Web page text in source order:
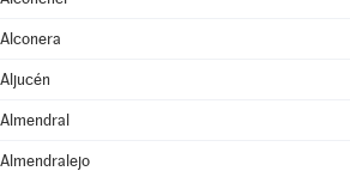
Alconera
Aljucén
Almendral
Almendralejo